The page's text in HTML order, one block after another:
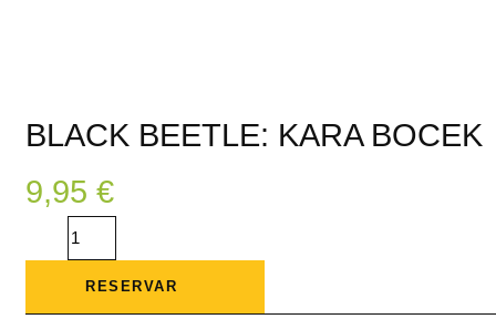
BLACK BEETLE: KARA BOCEK
9,95 €
BLACK
BEETLE:
RESERVAR